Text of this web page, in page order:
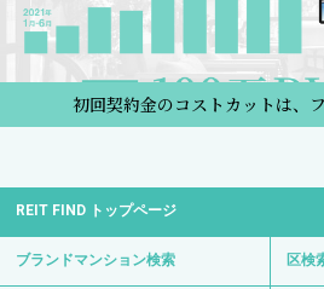
初回契約金のコストカットは、
REIT FIND トップページ
ブランドマンション検索 区検